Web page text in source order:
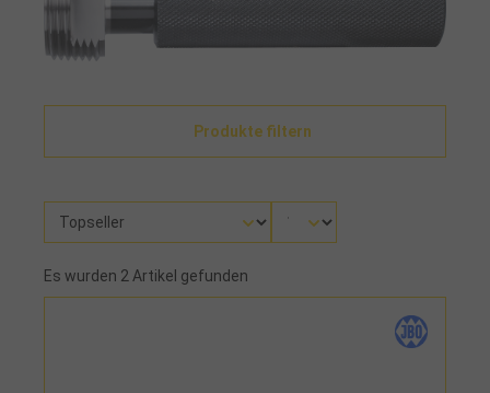
Produkte filtern
Es wurden 2 Artikel gefunden